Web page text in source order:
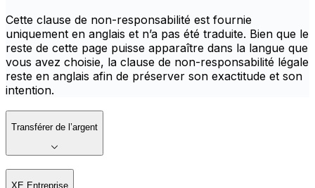
Cette clause de non-responsabilité est fournie
uniquement en anglais et n’a pas été traduite. Bien que le
reste de cette page puisse apparaître dans la langue que
vous avez choisie, la clause de non-responsabilité légale
reste en anglais afin de préserver son exactitude et son
intention.
Transférer de l’argent
XE Entreprise